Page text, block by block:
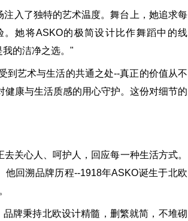
入了独特的艺术温度。舞台上，她追求每
她将ASKO的极简设计比作舞蹈中的线
的洁净之选。"
艺术与生活的共通之处--真正的价值从不
康与生活质感的用心守护。这份对细节的
关心人、呵护人，回应每一种生活方式。
回溯品牌历程--1918年ASKO诞生于北欧
牌秉持北欧设计精髓，删繁就简，不堆砌